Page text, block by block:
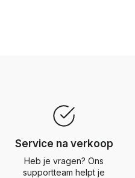
Service na verkoop
Heb je vragen? Ons
supportteam helpt je